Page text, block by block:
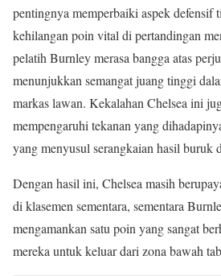
pentingnya memperbaiki aspek defensif
kehilangan poin vital di pertandingan
pelatih Burnley merasa bangga atas
menunjukkan semangat juang tinggi
markas lawan. Kekalahan Chelsea ini
mempengaruhi tekanan yang
yang menyusul serangkaian hasil buruk
Dengan hasil ini, Chelsea masih
di klasemen sementara, sementara
mengamankan satu poin yang sangat
mereka untuk keluar dari zona bawah